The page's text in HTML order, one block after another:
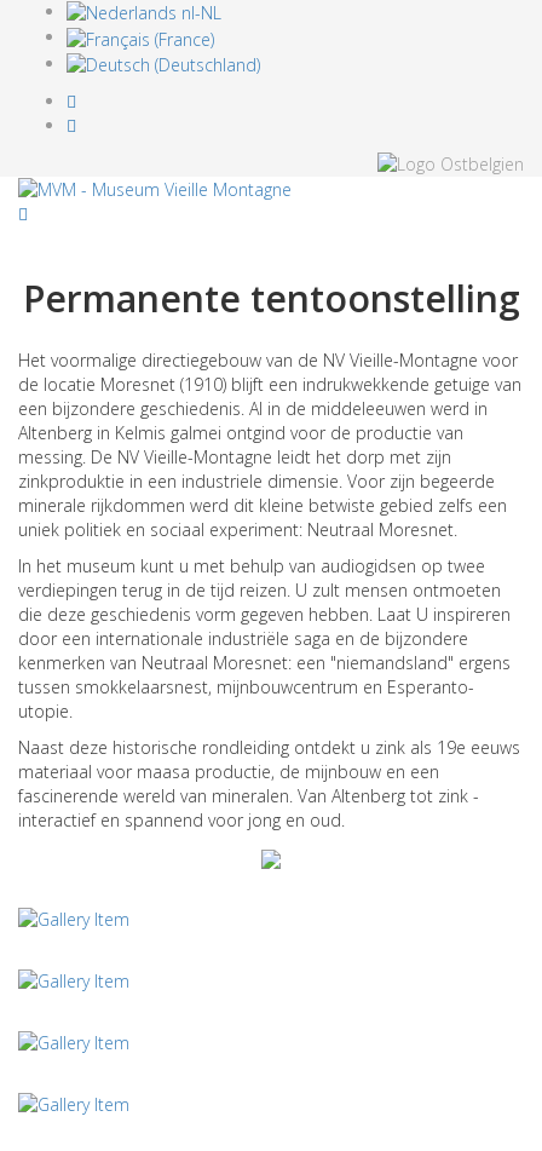
Permanente tentoonstelling
Het voormalige directiegebouw van de NV Vieille-Montagne voor
de locatie Moresnet (1910) blijft een indrukwekkende getuige van
een bijzondere geschiedenis. Al in de middeleeuwen werd in
Altenberg in Kelmis galmei ontgind voor de productie van
messing. De NV Vieille-Montagne leidt het dorp met zijn
zinkproduktie in een industriele dimensie. Voor zijn begeerde
minerale rijkdommen werd dit kleine betwiste gebied zelfs een
uniek politiek en sociaal experiment: Neutraal Moresnet.
In het museum kunt u met behulp van audiogidsen op twee
verdiepingen terug in de tijd reizen. U zult mensen ontmoeten
die deze geschiedenis vorm gegeven hebben. Laat U inspireren
door een internationale industriële saga en de bijzondere
kenmerken van Neutraal Moresnet: een "niemandsland" ergens
tussen smokkelaarsnest, mijnbouwcentrum en Esperanto-
utopie.
Naast deze historische rondleiding ontdekt u zink als 19e eeuws
materiaal voor maasa productie, de mijnbouw en een
fascinerende wereld van mineralen. Van Altenberg tot zink -
interactief en spannend voor jong en oud.